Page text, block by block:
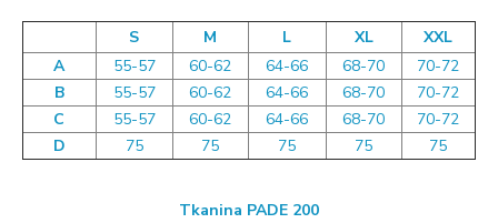
S M L XL
XXL
A
55-57 60-62 64-66 68-70
70-72
B
55-57 60-62 64-66 68-70
70-72
C
55-57 60-62 64-66 68-70
70-72
D
75 75 75 75 75
Tkanina PADE 200